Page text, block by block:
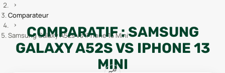
Comparateur
Samsung Galaxy A52s vs iPhone 13 Mini
COMPARATIF :SAMSUNG
GALAXY A52SVS IPHONE 13
MINI